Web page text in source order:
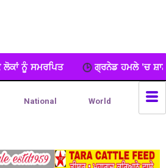
ਗ੍ਰਨੇਡ ਹਮਲੇ ’ਚ ਸ਼ਾਮਲ ਅੱਤਵਾਦੀ ਮਾਡਿਊਲ ਦਾ
National World